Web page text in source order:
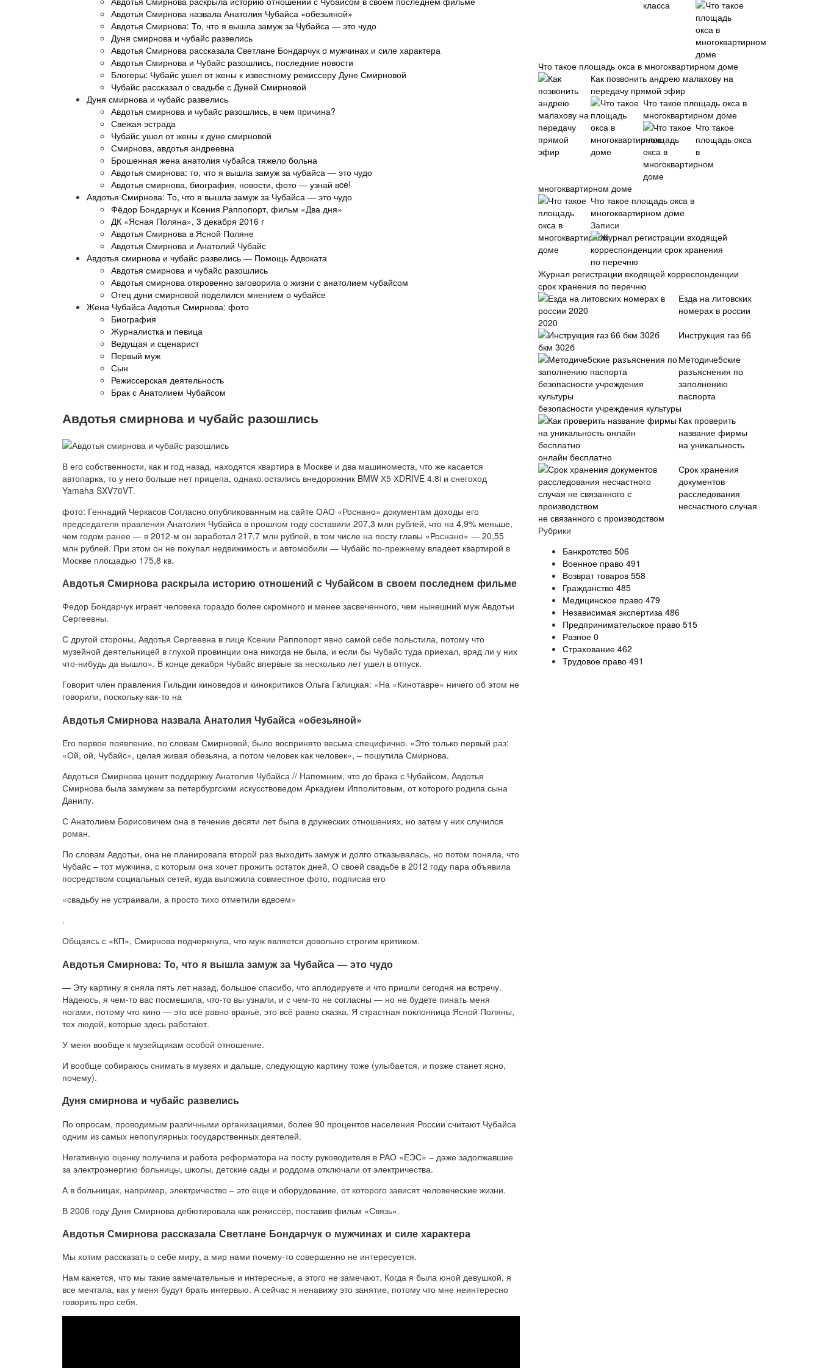
Авдотья Смирнова назвала Анатолия Чубайса «обезьяной»
Авдотья Смирнова: То, что я вышла замуж за Чубайса — это чудо
Дуня смирнова и чубайс развелись
Авдотья Смирнова рассказала Светлане Бондарчук о мужчинах и силе характера
Авдотья Смирнова и Чубайс разошлись, последние новости
Блогеры: Чубайс ушел от жены к известному режиссеру Дуне Смирновой
Чубайс рассказал о свадьбе с Дуней Смирновой
Дуня смирнова и чубайс развелись
Авдотья смирнова и чубайс разошлись, в чем причина?
Свежая эстрада
Чубайс ушел от жены к дуне смирновой
Смирнова, авдотья андреевна
Брошенная жена анатолия чубайса тяжело больна
Авдотья смирнова: то, что я вышла замуж за чубайса — это чудо
Авдотья смирнова, биография, новости, фото — узнай вce!
Авдотья Смирнова: То, что я вышла замуж за Чубайса — это чудо
Фёдор Бондарчук и Ксения Раппопорт, фильм «Два дня»
ДК «Ясная Поляна», 3 декабря 2016 г
Авдотья Смирнова в Ясной Поляне
Авдотья Смирнова и Анатолий Чубайс
Авдотья смирнова и чубайс развелись — Помощь Адвоката
Авдотья смирнова и чубайс разошлись
Авдотья смирнова откровенно заговорила о жизни с анатолием чубайсом
Отец дуни смирновой поделился мнением о чубайсе
Жена Чубайса Авдотья Смирнова: фото
Биография
Журналистка и певица
Ведущая и сценарист
Первый муж
Сын
Режиссерская деятельность
Брак с Анатолием Чубайсом
Авдотья смирнова и чубайс разошлись
В его собственности, как и год назад, находятся квартира в Москве и два машиноместа, что же касается
автопарка, то у него больше нет прицепа, однако остались внедорожник BMW Х5 ХDRIVE 4.8i и снегоход
Yamaha SXV70VT.
фото: Геннадий Черкасов Согласно опубликованным на сайте ОАО «Роснано» документам доходы его
председателя правления Анатолия Чубайса в прошлом году составили 207,3 млн рублей, что на 4,9% меньше,
чем годом ранее — в 2012-м он заработал 217,7 млн рублей, в том числе на посту главы «Роснано» — 20,55
млн рублей. При этом он не покупал недвижимость и автомобили — Чубайс по-прежнему владеет квартирой в
Москве площадью 175,8 кв.
Авдотья Смирнова раскрыла историю отношений с Чубайсом в своем последнем фильме
Федор Бондарчук играет человека гораздо более скромного и менее засвеченного, чем нынешний муж Авдотьи
Сергеевны.
С другой стороны, Авдотья Сергеевна в лице Ксении Раппопорт явно самой себе польстила, потому что
музейной деятельницей в глухой провинции она никогда не была, и если бы Чубайс туда приехал, вряд ли у них
что-нибудь да вышло». В конце декабря Чубайс впервые за несколько лет ушел в отпуск.
Говорит член правления Гильдии киноведов и кинокритиков Ольга Галицкая: «На «Кинотавре» ничего об этом не
говорили, поскольку как-то на
Авдотья Смирнова назвала Анатолия Чубайса «обезьяной»
Его первое появление, по словам Смирновой, было воспринято весьма специфично. «Это только первый раз:
«Ой, ой, Чубайс», целая живая обезьяна, а потом человек как человек», – пошутила Смирнова.
Авдоться Смирнова ценит поддержку Анатолия Чубайса // Напомним, что до брака с Чубайсом, Авдотья
Смирнова была замужем за петербургским искусствоведом Аркадием Ипполитовым, от которого родила сына
Данилу.
С Анатолием Борисовичем она в течение десяти лет была в дружеских отношениях, но затем у них случился
роман.
По словам Авдотьи, она не планировала второй раз выходить замуж и долго отказывалась, но потом поняла, что
Чубайс – тот мужчина, с которым она хочет прожить остаток дней. О своей свадьбе в 2012 году пара объявила
посредством социальных сетей, куда выложила совместное фото, подписав его
«свадьбу не устраивали, а просто тихо отметили вдвоем»
.
Общаясь с «КП», Смирнова подчеркнула, что муж является довольно строгим критиком.
Авдотья Смирнова: То, что я вышла замуж за Чубайса — это чудо
— Эту картину я сняла пять лет назад, большое спасибо, что аплодируете и что пришли сегодня на встречу.
Надеюсь, я чем-то вас посмешила, что-то вы узнали, и с чем-то не согласны — но не будете пинать меня
ногами, потому что кино — это всё равно враньё, это всё равно сказка. Я страстная поклонница Ясной Поляны,
тех людей, которые здесь работают.
У меня вообще к музейщикам особой отношение.
И вообще собираюсь снимать в музеях и дальше, следующую картину тоже (улыбается, и позже станет ясно,
почему).
Дуня смирнова и чубайс развелись
По опросам, проводимым различными организациями, более 90 процентов населения России считают Чубайса
одним из самых непопулярных государственных деятелей.
Негативную оценку получила и работа реформатора на посту руководителя в РАО «ЕЭС» – даже задолжавшие
за электроэнергию больницы, школы, детские сады и роддома отключали от электричества.
А в больницах, например, электричество – это еще и оборудование, от которого зависят человеческие жизни.
В 2006 году Дуня Смирнова дебютировала как режиссёр, поставив фильм «Связь».
Авдотья Смирнова рассказала Светлане Бондарчук о мужчинах и силе характера
Мы хотим рассказать о себе миру, а мир нами почему-то совершенно не интересуется.
Нам кажется, что мы такие замечательные и интересные, а этого не замечают. Когда я была юной девушкой, я
все мечтала, как у меня будут брать интервью. А сейчас я ненавижу это занятие, потому что мне неинтересно
говорить про себя.
Что такое площадь окса в многоквартирном доме
Как позвонить андрею малахову на
передачу прямой эфир
Что такое площадь окса в
многоквартирном доме
Что такое
площадь окса
в
многоквартирном доме
Что такое площадь окса в
многоквартирном доме
Записи
Журнал регистрации входящей корреспонденции
срок хранения по перечню
Езда на литовских
номерах в россии
2020
Инструкция газ 66
бкм 302б
Методиче5ские
разъяснения по
заполнению
паспорта
безопасности учреждения культуры
Как проверить
название фирмы
на уникальность
онлайн бесплатно
Срок хранения
документов
расследования
несчастного случая
не связанного с производством
Рубрики
Банкротство 506
Военное право 491
Возврат товаров 558
Гражданство 485
Медицинское право 479
Независимая экспертиза 486
Предпринимательское право 515
Разное 0
Страхование 462
Трудовое право 491